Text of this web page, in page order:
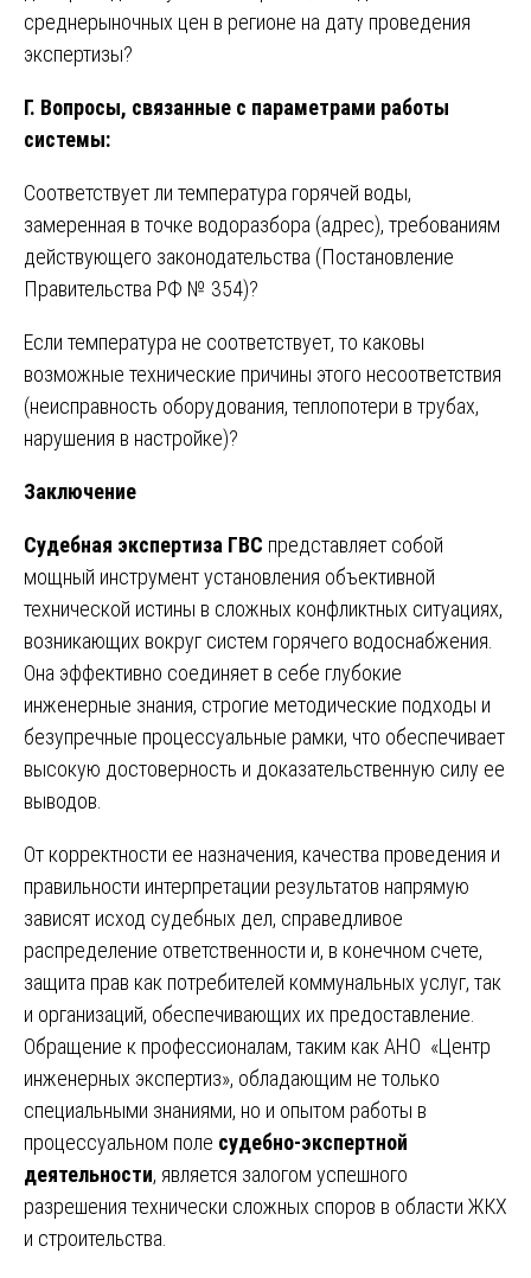
среднерыночных цен в регионе на дату проведения
экспертизы?
Г. Вопросы, связанные с параметрами работы
системы:
Соответствует ли температура горячей воды,
замеренная в точке водоразбора (адрес), требованиям
действующего законодательства (Постановление
Правительства РФ № 354)?
Если температура не соответствует, то каковы
возможные технические причины этого несоответствия
(неисправность оборудования, теплопотери в трубах,
нарушения в настройке)?
Заключение
Судебная экспертиза ГВС представляет собой
мощный инструмент установления объективной
технической истины в сложных конфликтных ситуациях,
возникающих вокруг систем горячего водоснабжения.
Она эффективно соединяет в себе глубокие
инженерные знания, строгие методические подходы и
безупречные процессуальные рамки, что обеспечивает
высокую достоверность и доказательственную силу ее
выводов.
От корректности ее назначения, качества проведения и
правильности интерпретации результатов напрямую
зависят исход судебных дел, справедливое
распределение ответственности и, в конечном счете,
защита прав как потребителей коммунальных услуг, так
и организаций, обеспечивающих их предоставление.
Обращение к профессионалам, таким как АНО «Центр
инженерных экспертиз», обладающим не только
специальными знаниями, но и опытом работы в
процессуальном поле судебно-экспертной
деятельности, является залогом успешного
разрешения технически сложных споров в области ЖКХ
и строительства.